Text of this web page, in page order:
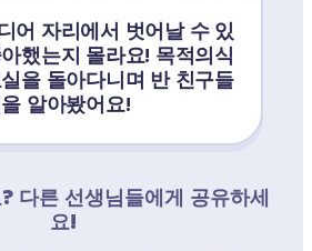
어 자리에서 벗어날 수 있
했는지 몰라요! 목적의식
을 돌아다니며 반 친구들
알아봤어요!
다른 선생님들에게 공유하세
요!